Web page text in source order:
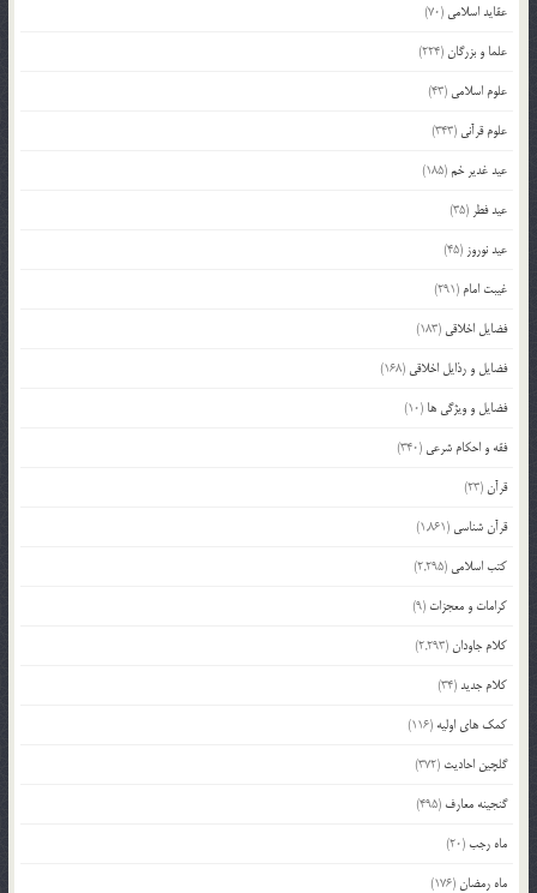
عقاید اسلامی (70)
علما و بزرگان(224)
علوم اسلامی (43)
علوم قرآنی (343)
عید غدیر خم(185)
عید فطر (35)
عید نوروز (45)
غیبت امام (291)
فضایل اخلاقی (183)
فضایل و رذایل اخلاقی (168)
فضایل و ویژگی ها (10)
فقه و احکام شرعی (340)
قرآن(23)
قرآن شناسی (1,861)
کتب اسلامی (2,295)
کرامات و معجزات (9)
کلام جاودان(2,293)
کلام جدید(34)
کمک های اولیه (116)
گلچین احادیث (372)
گنجینه معارف (495)
ماه رجب(20)
ماه رمضان(176)